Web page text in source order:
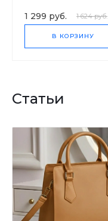
(ЗОЛОТО)
1 299 руб. 1 624 руб.
В КОРЗИНУ
Статьи